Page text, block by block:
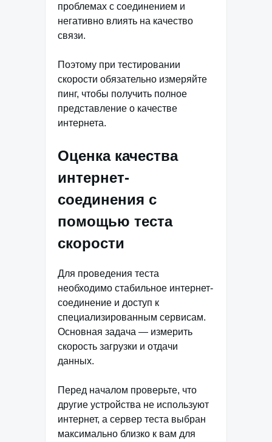
проблемах с соединением и
негативно влиять на качество
связи.
Поэтому при тестировании
скорости обязательно измеряйте
пинг, чтобы получить полное
представление о качестве
интернета.
Оценка качества
интернет-
соединения с
помощью теста
скорости
Для проведения теста
необходимо стабильное интернет-
соединение и доступ к
специализированным сервисам.
Основная задача — измерить
скорость загрузки и отдачи
данных.
Перед началом проверьте, что
другие устройства не используют
интернет, а сервер теста выбран
максимально близко к вам для